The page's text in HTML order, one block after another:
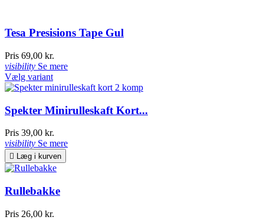
Tesa Presisions Tape Gul
Pris 69,00 kr.
visibility Se mere
Vælg variant
Spekter Minirulleskaft Kort...
Pris 39,00 kr.
visibility Se mere
 Læg i kurven
Rullebakke
Pris 26,00 kr.